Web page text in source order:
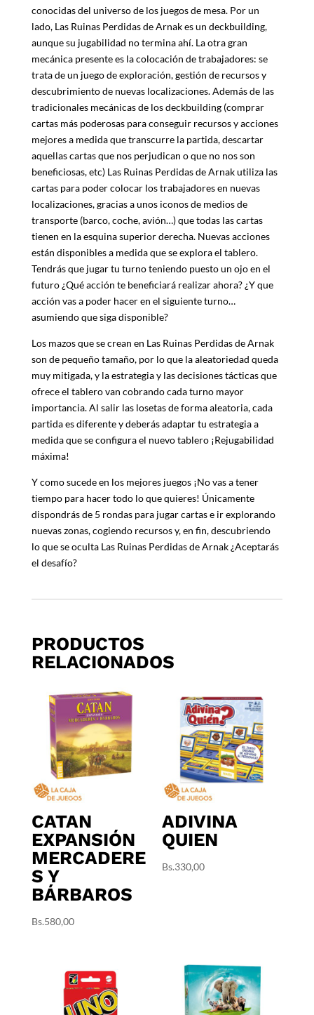
conocidas del universo de los juegos de mesa. Por un
lado, Las Ruinas Perdidas de Arnak es un deckbuilding,
aunque su jugabilidad no termina ahí. La otra gran
mecánica presente es la colocación de trabajadores: se
trata de un juego de exploración, gestión de recursos y
descubrimiento de nuevas localizaciones. Además de las
tradicionales mecánicas de los deckbuilding (comprar
cartas más poderosas para conseguir recursos y acciones
mejores a medida que transcurre la partida, descartar
aquellas cartas que nos perjudican o que no nos son
beneficiosas, etc) Las Ruinas Perdidas de Arnak utiliza las
cartas para poder colocar los trabajadores en nuevas
localizaciones, gracias a unos iconos de medios de
transporte (barco, coche, avión…) que todas las cartas
tienen en la esquina superior derecha. Nuevas acciones
están disponibles a medida que se explora el tablero.
Tendrás que jugar tu turno teniendo puesto un ojo en el
futuro ¿Qué acción te beneficiará realizar ahora? ¿Y que
acción vas a poder hacer en el siguiente turno…
asumiendo que siga disponible?
Los mazos que se crean en Las Ruinas Perdidas de Arnak
son de pequeño tamaño, por lo que la aleatoriedad queda
muy mitigada, y la estrategia y las decisiones tácticas que
ofrece el tablero van cobrando cada turno mayor
importancia. Al salir las losetas de forma aleatoria, cada
partida es diferente y deberás adaptar tu estrategia a
medida que se configura el nuevo tablero ¡Rejugabilidad
máxima!
Y como sucede en los mejores juegos ¡No vas a tener
tiempo para hacer todo lo que quieres! Únicamente
dispondrás de 5 rondas para jugar cartas e ir explorando
nuevas zonas, cogiendo recursos y, en fin, descubriendo
lo que se oculta Las Ruinas Perdidas de Arnak ¿Aceptarás
el desafío?
PRODUCTOS
RELACIONADOS
CATAN
EXPANSIÓN
MERCADERE
S Y
BÁRBAROS
Bs.580,00
ADIVINA
QUIEN
Bs.330,00